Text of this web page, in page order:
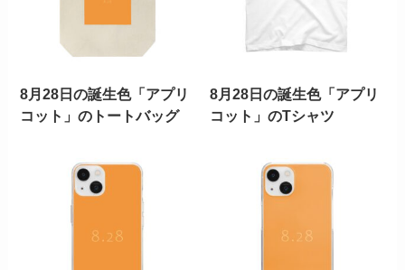
8月28日の誕生色「アプリ
コット」のトートバッグ
8月28日の誕生色「アプリ
コット」のTシャツ